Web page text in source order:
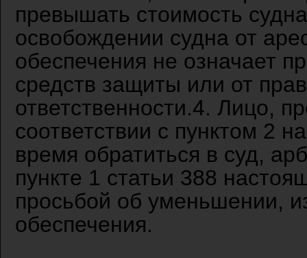
превышать стоимость
освобождении судна от
обеспечения не означает
средств защиты или от
ответственности.4. Лицо,
соответствии с пунктом 2
время обратиться в суд,
пункте 1 статьи 388
просьбой об уменьшении,
обеспечения.